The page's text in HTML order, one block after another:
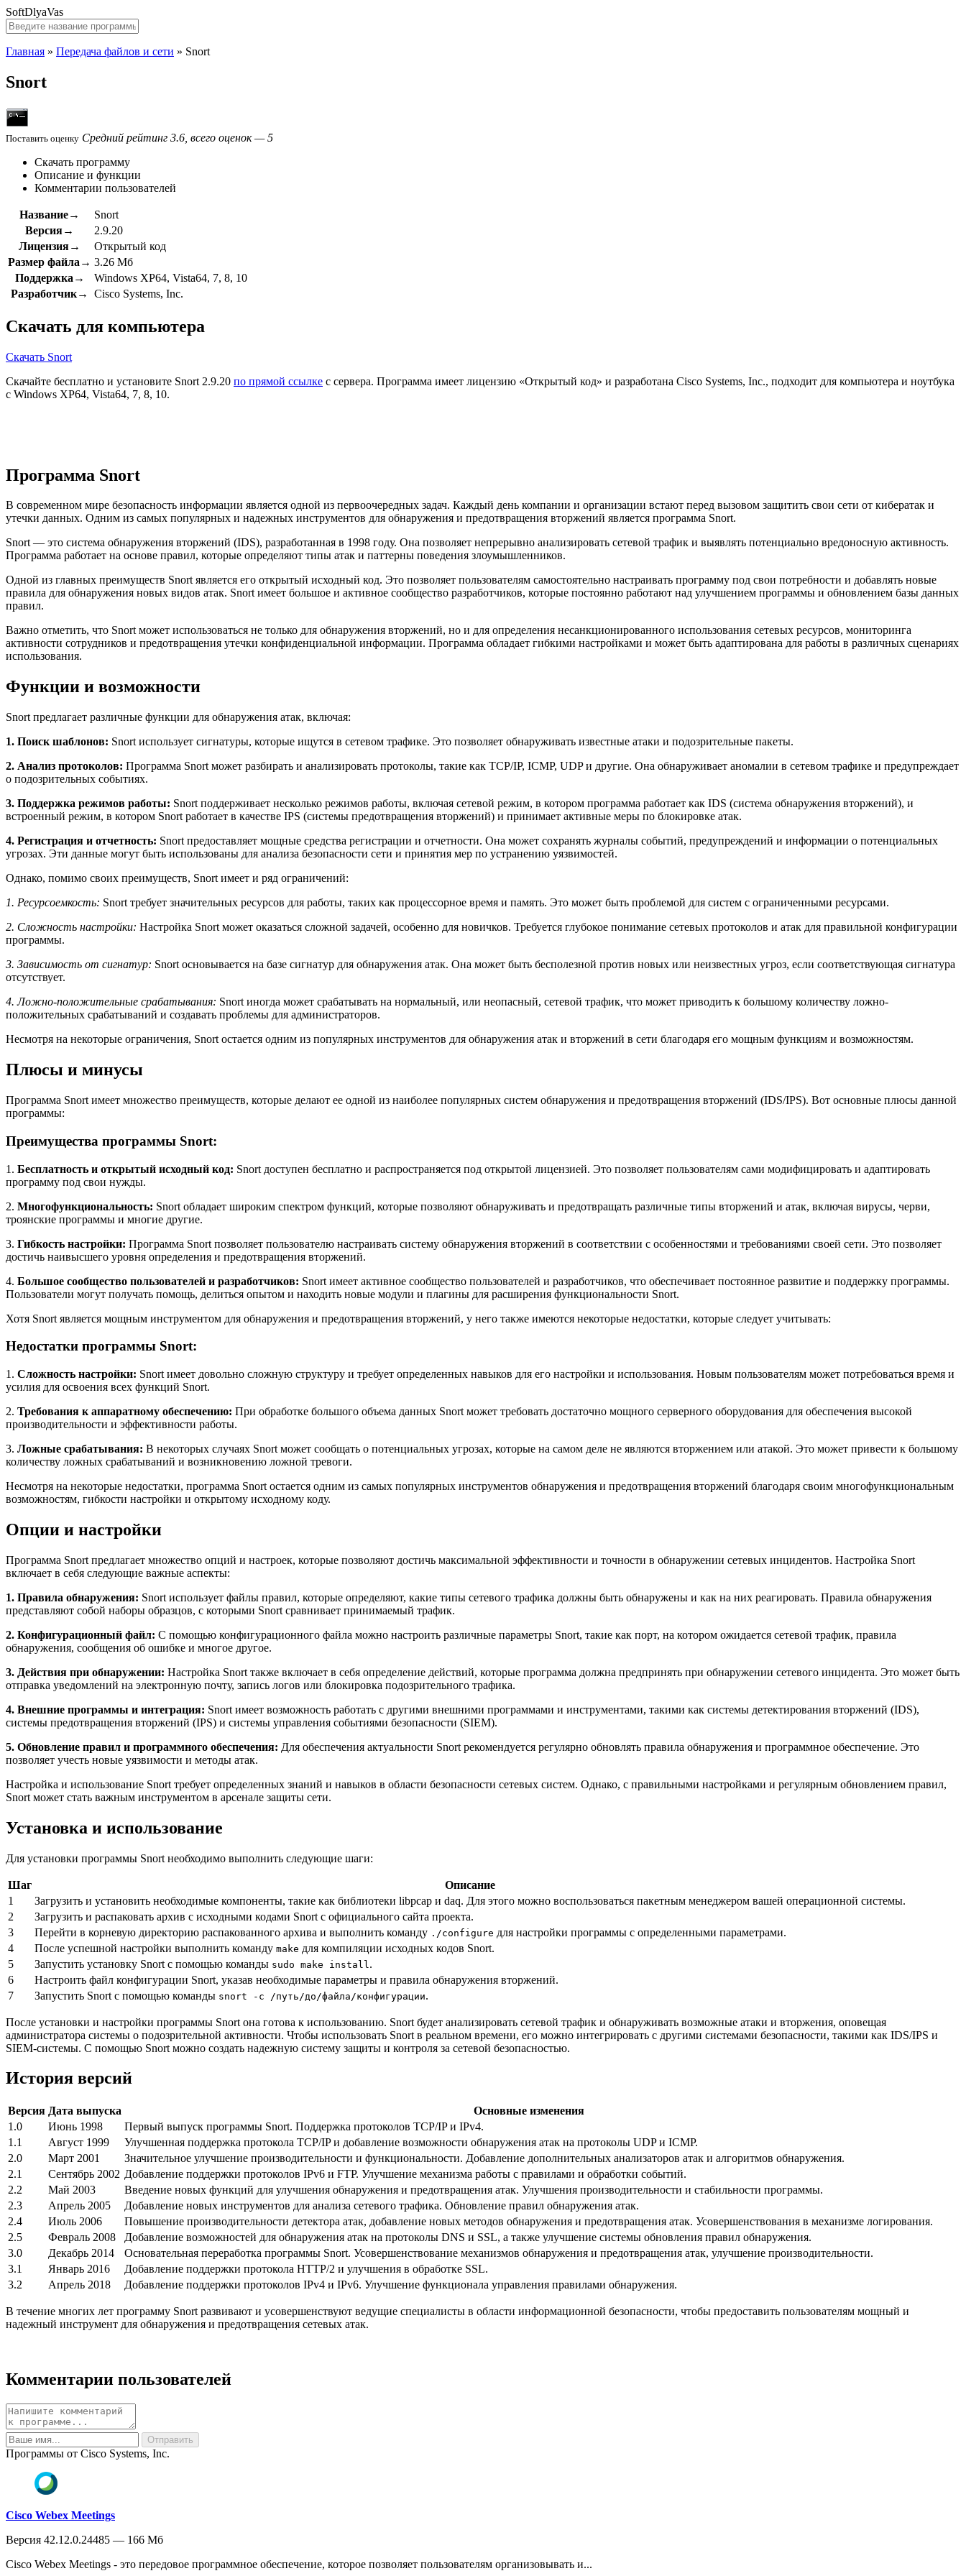
SoftDlyaVas
Главная » Передача файлов и сети » Snort
Snort
Поставить оценку Средний рейтинг 3.6, всего оценок — 5
Скачать программу
Описание и функции
Комментарии пользователей
Название→
Snort
Версия→
2.9.20
Лицензия→
Открытый код
Размер файла→ 3.26 Мб
Поддержка→
Windows XP64, Vista64, 7, 8, 10
Разработчик→
Cisco Systems, Inc.
Скачать для компьютера
Скачать Snort
Скачайте бесплатно и установите Snort 2.9.20 по прямой ссылке с сервера. Программа имеет лицензию «Открытый код» и разработана Cisco Systems, Inc., подходит для компьютера и ноутбука
с Windows XP64, Vista64, 7, 8, 10.
Программа Snort
В современном мире безопасность информации является одной из первоочередных задач. Каждый день компании и организации встают перед вызовом защитить свои сети от кибератак и
утечки данных. Одним из самых популярных и надежных инструментов для обнаружения и предотвращения вторжений является программа Snort.
Snort — это система обнаружения вторжений (IDS), разработанная в 1998 году. Она позволяет непрерывно анализировать сетевой трафик и выявлять потенциально вредоносную активность.
Программа работает на основе правил, которые определяют типы атак и паттерны поведения злоумышленников.
Одной из главных преимуществ Snort является его открытый исходный код. Это позволяет пользователям самостоятельно настраивать программу под свои потребности и добавлять новые
правила для обнаружения новых видов атак. Snort имеет большое и активное сообщество разработчиков, которые постоянно работают над улучшением программы и обновлением базы данных
правил.
Важно отметить, что Snort может использоваться не только для обнаружения вторжений, но и для определения несанкционированного использования сетевых ресурсов, мониторинга
активности сотрудников и предотвращения утечки конфиденциальной информации. Программа обладает гибкими настройками и может быть адаптирована для работы в различных сценариях
использования.
Функции и возможности
Snort предлагает различные функции для обнаружения атак, включая:
1. Поиск шаблонов: Snort использует сигнатуры, которые ищутся в сетевом трафике. Это позволяет обнаруживать известные атаки и подозрительные пакеты.
2. Анализ протоколов: Программа Snort может разбирать и анализировать протоколы, такие как TCP/IP, ICMP, UDP и другие. Она обнаруживает аномалии в сетевом трафике и предупреждает
о подозрительных событиях.
3. Поддержка режимов работы: Snort поддерживает несколько режимов работы, включая сетевой режим, в котором программа работает как IDS (система обнаружения вторжений), и
встроенный режим, в котором Snort работает в качестве IPS (системы предотвращения вторжений) и принимает активные меры по блокировке атак.
4. Регистрация и отчетность: Snort предоставляет мощные средства регистрации и отчетности. Она может сохранять журналы событий, предупреждений и информации о потенциальных
угрозах. Эти данные могут быть использованы для анализа безопасности сети и принятия мер по устранению уязвимостей.
Однако, помимо своих преимуществ, Snort имеет и ряд ограничений:
1. Ресурсоемкость: Snort требует значительных ресурсов для работы, таких как процессорное время и память. Это может быть проблемой для систем с ограниченными ресурсами.
2. Сложность настройки: Настройка Snort может оказаться сложной задачей, особенно для новичков. Требуется глубокое понимание сетевых протоколов и атак для правильной конфигурации
программы.
3. Зависимость от сигнатур: Snort основывается на базе сигнатур для обнаружения атак. Она может быть бесполезной против новых или неизвестных угроз, если соответствующая сигнатура
отсутствует.
4. Ложно-положительные срабатывания: Snort иногда может срабатывать на нормальный, или неопасный, сетевой трафик, что может приводить к большому количеству ложно-
положительных срабатываний и создавать проблемы для администраторов.
Несмотря на некоторые ограничения, Snort остается одним из популярных инструментов для обнаружения атак и вторжений в сети благодаря его мощным функциям и возможностям.
Плюсы и минусы
Программа Snort имеет множество преимуществ, которые делают ее одной из наиболее популярных систем обнаружения и предотвращения вторжений (IDS/IPS). Вот основные плюсы данной
программы:
Преимущества программы Snort:
1. Бесплатность и открытый исходный код: Snort доступен бесплатно и распространяется под открытой лицензией. Это позволяет пользователям сами модифицировать и адаптировать
программу под свои нужды.
2. Многофункциональность: Snort обладает широким спектром функций, которые позволяют обнаруживать и предотвращать различные типы вторжений и атак, включая вирусы, черви,
троянские программы и многие другие.
3. Гибкость настройки: Программа Snort позволяет пользователю настраивать систему обнаружения вторжений в соответствии с особенностями и требованиями своей сети. Это позволяет
достичь наивысшего уровня определения и предотвращения вторжений.
4. Большое сообщество пользователей и разработчиков: Snort имеет активное сообщество пользователей и разработчиков, что обеспечивает постоянное развитие и поддержку программы.
Пользователи могут получать помощь, делиться опытом и находить новые модули и плагины для расширения функциональности Snort.
Хотя Snort является мощным инструментом для обнаружения и предотвращения вторжений, у него также имеются некоторые недостатки, которые следует учитывать:
Недостатки программы Snort:
1. Сложность настройки: Snort имеет довольно сложную структуру и требует определенных навыков для его настройки и использования. Новым пользователям может потребоваться время и
усилия для освоения всех функций Snort.
2. Требования к аппаратному обеспечению: При обработке большого объема данных Snort может требовать достаточно мощного серверного оборудования для обеспечения высокой
производительности и эффективности работы.
3. Ложные срабатывания: В некоторых случаях Snort может сообщать о потенциальных угрозах, которые на самом деле не являются вторжением или атакой. Это может привести к большому
количеству ложных срабатываний и возникновению ложной тревоги.
Несмотря на некоторые недостатки, программа Snort остается одним из самых популярных инструментов обнаружения и предотвращения вторжений благодаря своим многофункциональным
возможностям, гибкости настройки и открытому исходному коду.
Опции и настройки
Программа Snort предлагает множество опций и настроек, которые позволяют достичь максимальной эффективности и точности в обнаружении сетевых инцидентов. Настройка Snort
включает в себя следующие важные аспекты:
1. Правила обнаружения: Snort использует файлы правил, которые определяют, какие типы сетевого трафика должны быть обнаружены и как на них реагировать. Правила обнаружения
представляют собой наборы образцов, с которыми Snort сравнивает принимаемый трафик.
2. Конфигурационный файл: С помощью конфигурационного файла можно настроить различные параметры Snort, такие как порт, на котором ожидается сетевой трафик, правила
обнаружения, сообщения об ошибке и многое другое.
3. Действия при обнаружении: Настройка Snort также включает в себя определение действий, которые программа должна предпринять при обнаружении сетевого инцидента. Это может быть
отправка уведомлений на электронную почту, запись логов или блокировка подозрительного трафика.
4. Внешние программы и интеграция: Snort имеет возможность работать с другими внешними программами и инструментами, такими как системы детектирования вторжений (IDS),
системы предотвращения вторжений (IPS) и системы управления событиями безопасности (SIEM).
5. Обновление правил и программного обеспечения: Для обеспечения актуальности Snort рекомендуется регулярно обновлять правила обнаружения и программное обеспечение. Это
позволяет учесть новые уязвимости и методы атак.
Настройка и использование Snort требует определенных знаний и навыков в области безопасности сетевых систем. Однако, с правильными настройками и регулярным обновлением правил,
Snort может стать важным инструментом в арсенале защиты сети.
Установка и использование
Для установки программы Snort необходимо выполнить следующие шаги:
Шаг
Описание
1
Загрузить и установить необходимые компоненты, такие как библиотеки libpcap и daq. Для этого можно воспользоваться пакетным менеджером вашей операционной системы.
2
Загрузить и распаковать архив с исходными кодами Snort с официального сайта проекта.
3
Перейти в корневую директорию распакованного архива и выполнить команду ./configure для настройки программы с определенными параметрами.
4
После успешной настройки выполнить команду make для компиляции исходных кодов Snort.
5
Запустить установку Snort с помощью команды sudo make install .
6
Настроить файл конфигурации Snort, указав необходимые параметры и правила обнаружения вторжений.
7
Запустить Snort с помощью команды snort -c /путь/до/файла/конфигурации.
После установки и настройки программы Snort она готова к использованию. Snort будет анализировать сетевой трафик и обнаруживать возможные атаки и вторжения, оповещая
администратора системы о подозрительной активности. Чтобы использовать Snort в реальном времени, его можно интегрировать с другими системами безопасности, такими как IDS/IPS и
SIEM-системы. С помощью Snort можно создать надежную систему защиты и контроля за сетевой безопасностью.
История версий
Версия Дата выпуска
Основные изменения
1.0
Июнь 1998
Первый выпуск программы Snort. Поддержка протоколов TCP/IP и IPv4.
1.1
Август 1999
Улучшенная поддержка протокола TCP/IP и добавление возможности обнаружения атак на протоколы UDP и ICMP.
2.0
Март 2001
Значительное улучшение производительности и функциональности. Добавление дополнительных анализаторов атак и алгоритмов обнаружения.
2.1
Сентябрь 2002 Добавление поддержки протоколов IPv6 и FTP. Улучшение механизма работы с правилами и обработки событий.
2.2
Май 2003
Введение новых функций для улучшения обнаружения и предотвращения атак. Улучшения производительности и стабильности программы.
2.3
Апрель 2005
Добавление новых инструментов для анализа сетевого трафика. Обновление правил обнаружения атак.
2.4
Июль 2006
Повышение производительности детектора атак, добавление новых методов обнаружения и предотвращения атак. Усовершенствования в механизме логирования.
2.5
Февраль 2008
Добавление возможностей для обнаружения атак на протоколы DNS и SSL, а также улучшение системы обновления правил обнаружения.
3.0
Декабрь 2014
Основательная переработка программы Snort. Усовершенствование механизмов обнаружения и предотвращения атак, улучшение производительности.
3.1
Январь 2016
Добавление поддержки протокола HTTP/2 и улучшения в обработке SSL.
3.2
Апрель 2018 Добавление поддержки протоколов IPv4 и IPv6. Улучшение функционала управления правилами обнаружения.
В течение многих лет программу Snort развивают и усовершенствуют ведущие специалисты в области информационной безопасности, чтобы предоставить пользователям мощный и
надежный инструмент для обнаружения и предотвращения сетевых атак.
Комментарии пользователей
Программы от Cisco Systems, Inc.
Cisco Webex Meetings
Версия 42.12.0.24485 — 166 Мб
Cisco Webex Meetings - это передовое программное обеспечение, которое позволяет пользователям организовывать и...